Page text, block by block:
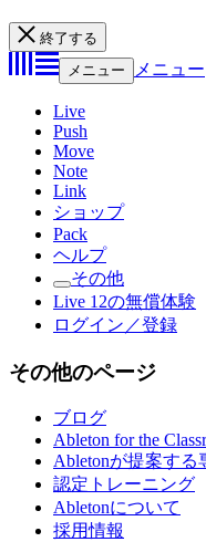
終了する
メニュー
メニュー
Live
Push
Move
Note
Link
ショップ
Pack
ヘルプ
その他
Live 12の無償体験
ログイン／登録
その他のページ
ブログ
Ableton for the
Abletonが提案す
認定トレーニング
Abletonについて
採用情報